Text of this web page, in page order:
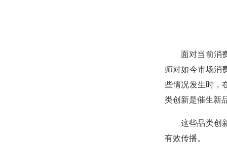
面对当前消
师对如今市场消
些情况发生时，
类创新是催生新
这些品类创
有效传播。